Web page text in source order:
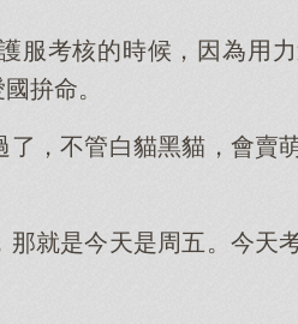
服考核的時候，因為用
拚命。
，不管白貓黑貓，會賣
就是今天是周五。今天